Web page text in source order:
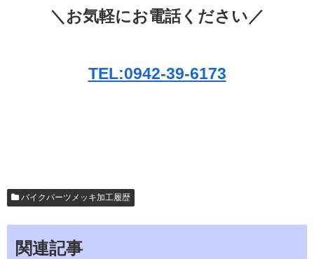
＼お気軽にお電話ください／
TEL:0942-39-6173
バイクパーツメッキ加工履歴
関連記事